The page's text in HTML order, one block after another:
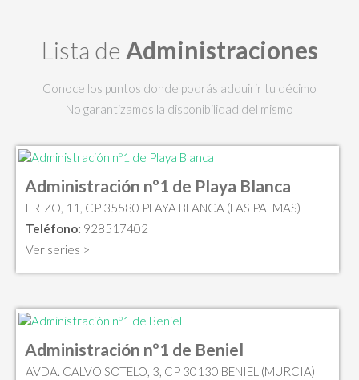
Lista de Administraciones
Conoce los puntos donde podrás adquirir tu décimo
No garantizamos la disponibilidad del mismo
Administración nº1 de Playa Blanca
ERIZO, 11, CP 35580 PLAYA BLANCA (LAS PALMAS)
Teléfono: 928517402
Ver series >
Administración nº1 de Beniel
AVDA. CALVO SOTELO, 3, CP 30130 BENIEL (MURCIA)